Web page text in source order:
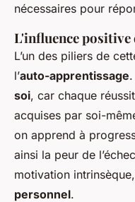
nécessaires pour
L'influence
L’un des piliers de
l’auto-apprentissage
soi, car chaque
acquises par soi-
on apprend à
ainsi la peur de
motivation
personnel.